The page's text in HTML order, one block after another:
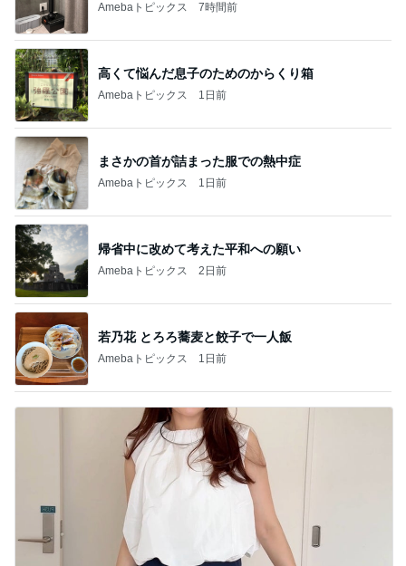
Amebaトピックス 7時間前
高くて悩んだ息子のためのからくり箱
Amebaトピックス 1日前
まさかの首が詰まった服での熱中症
Amebaトピックス 1日前
帰省中に改めて考えた平和への願い
Amebaトピックス 2日前
若乃花 とろろ蕎麦と餃子で一人飯
Amebaトピックス 1日前